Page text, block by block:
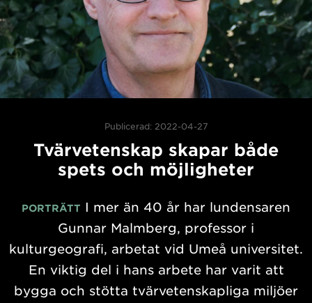
Publicerad: 2022-04-27
Tvärvetenskap skapar både
spets och möjligheter
PORTRÄTT I mer än 40 år har lundensaren
Gunnar Malmberg, professor i
kulturgeografi, arbetat vid Umeå universitet.
En viktig del i hans arbete har varit att
bygga och stötta tvärvetenskapliga miljöer